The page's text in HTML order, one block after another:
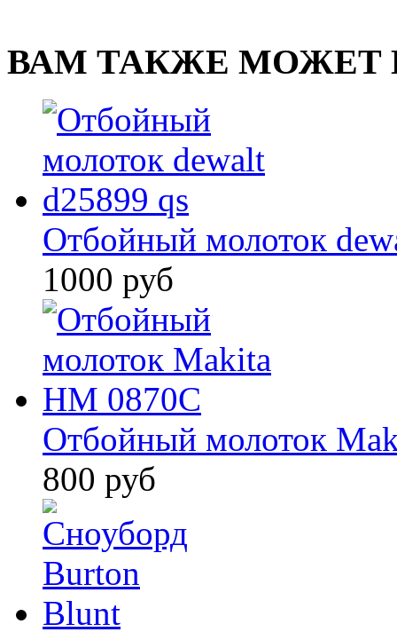
ВАМ ТАКЖЕ МОЖЕТ
Отбойный молоток
1000 руб
Отбойный молоток
800 руб